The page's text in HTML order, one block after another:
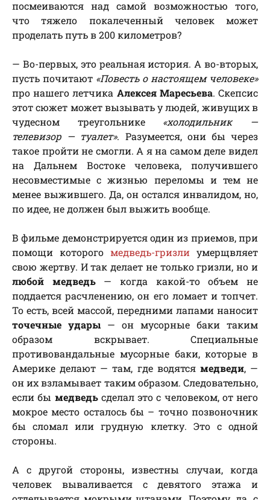
посмеиваются над самой возможностью того,
что тяжело покалеченный человек может
проделать путь в 200 километров?
— Во-первых, это реальная история. А во-вторых,
пусть почитают «Повесть о настоящем человеке»
про нашего летчика Алексея Маресьева. Скепсис
этот сюжет может вызывать у людей, живущих в
чудесном треугольнике «холодильник —
телевизор — туалет». Разумеется, они бы через
такое пройти не смогли. А я на самом деле видел
на Дальнем Востоке человека, получившего
несовместимые с жизнью переломы и тем не
менее выжившего. Да, он остался инвалидом, но,
по идее, не должен был выжить вообще.
В фильме демонстрируется один из приемов, при
помощи которого медведь-гризли умерщвляет
свою жертву. И так делает не только гризли, но и
любой медведь— когда какой-то объем не
поддается расчленению, он его ломает и топчет.
То есть, всей массой, передними лапами наносит
точечные удары — он мусорные баки таким
образом вскрывает. Специальные
противовандальные мусорные баки, которые в
Америке делают — там, где водятся медведи, —
он их взламывает таким образом. Следовательно,
если бы медведьсделал это с человеком, от него
мокрое место осталось бы – точно позвоночник
бы сломал или грудную клетку. Это с одной
стороны.
А с другой стороны, известны случаи, когда
человек вываливается с девятого этажа и